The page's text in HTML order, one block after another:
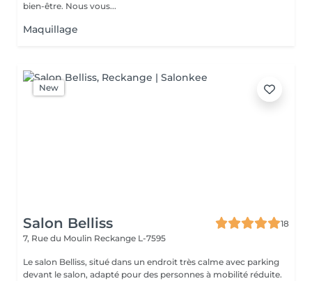
bien-être. Nous vous...
Maquillage
New
Salon Belliss
18
7, Rue du Moulin Reckange L-7595
Le salon Belliss, situé dans un endroit très calme avec parking
devant le salon, adapté pour des personnes à mobilité réduite.